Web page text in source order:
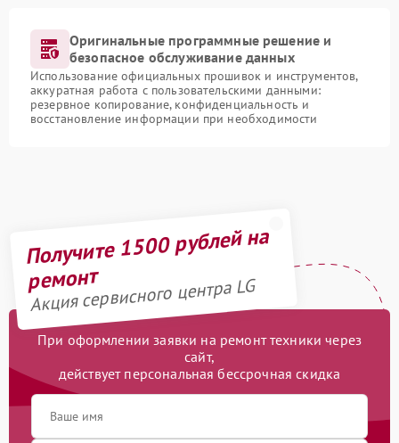
Оригинальные программные решение и
безопасное обслуживание данных
Использование официальных прошивок и инструментов,
аккуратная работа с пользовательскими данными:
резервное копирование, конфиденциальность и
восстановление информации при необходимости
Получите 1500 рублей на
ремонт
Акция сервисного центра LG
При оформлении заявки на ремонт техники через
сайт,
действует персональная бессрочная скидка